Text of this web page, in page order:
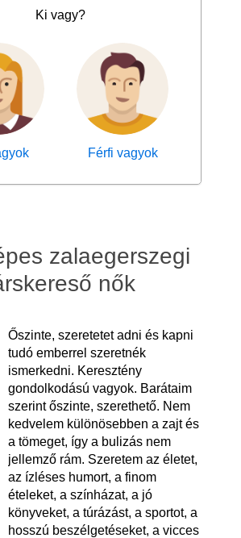
Ki vagy?
Férfi vagyok
zalaegerszegi
nők
Őszinte, szeretetet adni és kapni
tudó emberrel szeretnék
ismerkedni. Keresztény
gondolkodású vagyok. Barátaim
szerint őszinte, szerethető. Nem
kedvelem különösebben a zajt és
a tömeget, így a bulizás nem
jellemző rám. Szeretem az életet,
az ízléses humort, a finom
ételeket, a színházat, a jó
könyveket, a túrázást, a sportot, a
hosszú beszélgetéseket, a vicces